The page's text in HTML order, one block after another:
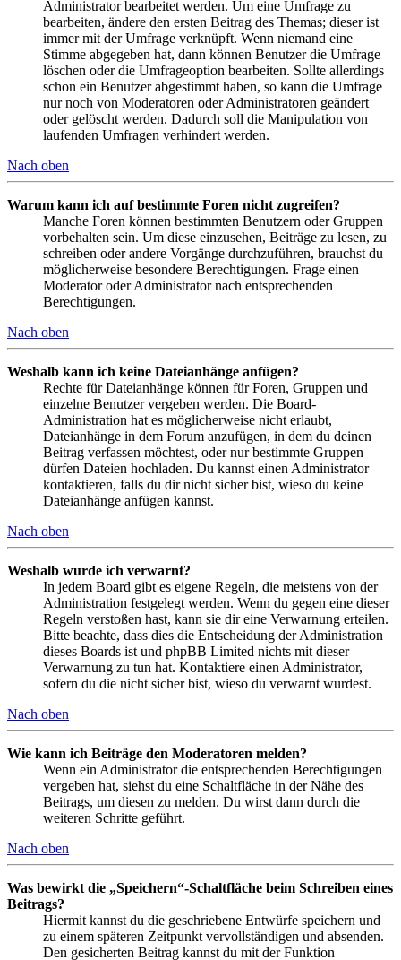
Administrator bearbeitet werden. Um eine Umfrage zu
bearbeiten, ändere den ersten Beitrag des Themas; dieser ist
immer mit der Umfrage verknüpft. Wenn niemand eine
Stimme abgegeben hat, dann können Benutzer die Umfrage
löschen oder die Umfrageoption bearbeiten. Sollte allerdings
schon ein Benutzer abgestimmt haben, so kann die Umfrage
nur noch von Moderatoren oder Administratoren geändert
oder gelöscht werden. Dadurch soll die Manipulation von
laufenden Umfragen verhindert werden.
Nach oben
Warum kann ich auf bestimmte Foren nicht zugreifen?
Manche Foren können bestimmten Benutzern oder Gruppen
vorbehalten sein. Um diese einzusehen, Beiträge zu lesen, zu
schreiben oder andere Vorgänge durchzuführen, brauchst du
möglicherweise besondere Berechtigungen. Frage einen
Moderator oder Administrator nach entsprechenden
Berechtigungen.
Nach oben
Weshalb kann ich keine Dateianhänge anfügen?
Rechte für Dateianhänge können für Foren, Gruppen und
einzelne Benutzer vergeben werden. Die Board-
Administration hat es möglicherweise nicht erlaubt,
Dateianhänge in dem Forum anzufügen, in dem du deinen
Beitrag verfassen möchtest, oder nur bestimmte Gruppen
dürfen Dateien hochladen. Du kannst einen Administrator
kontaktieren, falls du dir nicht sicher bist, wieso du keine
Dateianhänge anfügen kannst.
Nach oben
Weshalb wurde ich verwarnt?
In jedem Board gibt es eigene Regeln, die meistens von der
Administration festgelegt werden. Wenn du gegen eine dieser
Regeln verstoßen hast, kann sie dir eine Verwarnung erteilen.
Bitte beachte, dass dies die Entscheidung der Administration
dieses Boards ist und phpBB Limited nichts mit dieser
Verwarnung zu tun hat. Kontaktiere einen Administrator,
sofern du die nicht sicher bist, wieso du verwarnt wurdest.
Nach oben
Wie kann ich Beiträge den Moderatoren melden?
Wenn ein Administrator die entsprechenden Berechtigungen
vergeben hat, siehst du eine Schaltfläche in der Nähe des
Beitrags, um diesen zu melden. Du wirst dann durch die
weiteren Schritte geführt.
Nach oben
Was bewirkt die „Speichern“-Schaltfläche beim Schreiben eines
Beitrags?
Hiermit kannst du die geschriebene Entwürfe speichern und
zu einem späteren Zeitpunkt vervollständigen und absenden.
Den gesicherten Beitrag kannst du mit der Funktion